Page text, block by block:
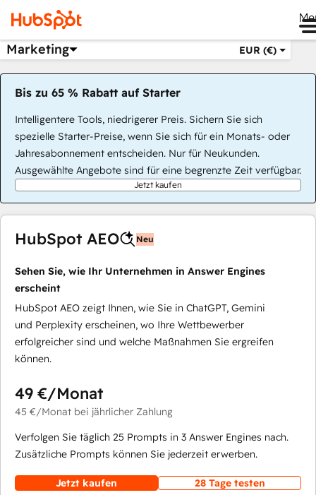
Marketing EUR (€)
Bis zu 65 % Rabatt auf Starter
Intelligentere Tools, niedrigerer Preis. Sichern Sie sich
spezielle Starter-Preise, wenn Sie sich für ein Monats- oder
Jahresabonnement entscheiden. Nur für Neukunden.
Ausgewählte Angebote sind für eine begrenzte Zeit verfügbar.
Jetzt kaufen
HubSpot AEO Neu
Sehen Sie, wie Ihr Unternehmen in Answer Engines
erscheint
HubSpot AEO zeigt Ihnen, wie Sie in ChatGPT, Gemini
und Perplexity erscheinen, wo Ihre Wettbewerber
erfolgreicher sind und welche Maßnahmen Sie ergreifen
können.
49 €/Monat
45 €/Monat bei jährlicher Zahlung
Verfolgen Sie täglich 25 Prompts in 3 Answer Engines nach.
Zusätzliche Prompts können Sie jederzeit erwerben.
Jetzt kaufen
28 Tage testen